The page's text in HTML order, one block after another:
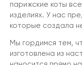
парижские коты
изделиях. У нас
которые создала
Мы гордимся тем,
изготовлена из